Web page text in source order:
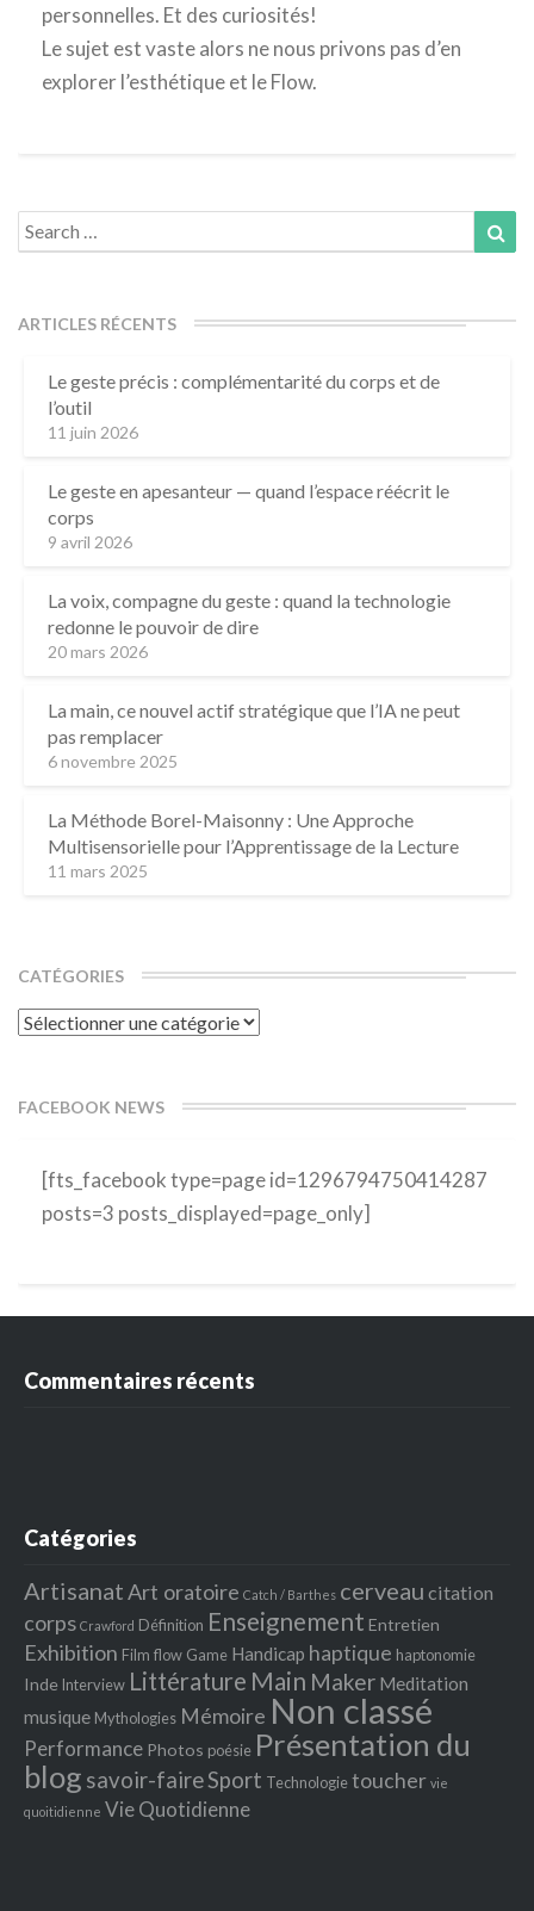
personnelles. Et des curiosités!
Le sujet est vaste alors ne nous privons pas d’en
explorer l’esthétique et le Flow.
Search
for:
ARTICLES RÉCENTS
Le geste précis : complémentarité du corps et de
l’outil
11 juin 2026
Le geste en apesanteur — quand l’espace réécrit le
corps
9 avril 2026
La voix, compagne du geste : quand la technologie
redonne le pouvoir de dire
20 mars 2026
La main, ce nouvel actif stratégique que l’IA ne peut
pas remplacer
6 novembre 2025
La Méthode Borel-Maisonny : Une Approche
Multisensorielle pour l’Apprentissage de la Lecture
11 mars 2025
CATÉGORIES
Catégories
FACEBOOK NEWS
[fts_facebook type=page id=1296794750414287
posts=3 posts_displayed=page_only]
Commentaires récents
Catégories
ArtisanatArt oratoire Catch / Barthes cerveau citation
corps Crawford Définition Enseignement Entretien
Exhibition Film flow Game Handicap haptique haptonomie
Inde Interview Littérature Main Maker Meditation
musique Mythologies Mémoire Non classé
Performance Photos poésie Présentation du
blog savoir-faireSport Technologietoucher vie
quoitidienne Vie Quotidienne